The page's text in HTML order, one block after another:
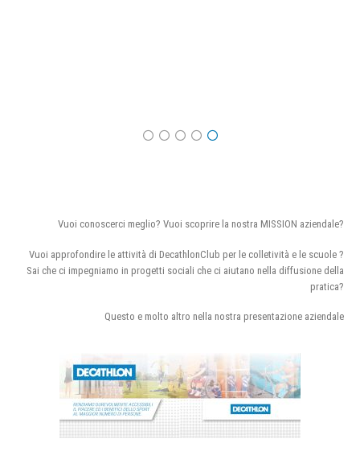
Vuoi conoscerci meglio? Vuoi scoprire la nostra MISSION aziendale?
Vuoi approfondire le attività di DecathlonClub per le colletività e le scuole ?
Sai che ci impegniamo in progetti sociali che ci aiutano nella diffusione della
pratica?
Questo e molto altro nella nostra presentazione aziendale